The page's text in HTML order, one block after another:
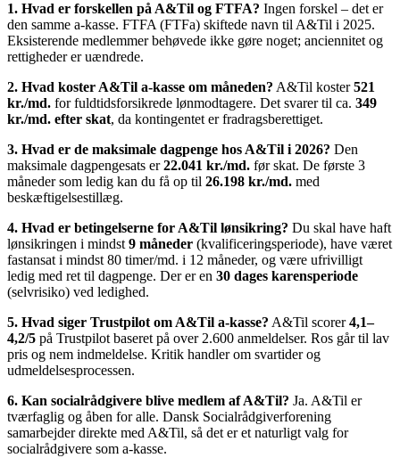
1. Hvad er forskellen på A&Til og FTFA? Ingen forskel – det er
den samme a-kasse. FTFA (FTFa) skiftede navn til A&Til i 2025.
Eksisterende medlemmer behøvede ikke gøre noget; anciennitet og
rettigheder er uændrede.
2. Hvad koster A&Til a-kasse om måneden? A&Til koster521
kr./md. for fuldtidsforsikrede lønmodtagere. Det svarer til ca. 349
kr./md. efter skat, da kontingentet er fradragsberettiget.
3. Hvad er de maksimale dagpenge hos A&Til i 2026? Den
maksimale dagpengesats er22.041 kr./md. før skat. De første 3
måneder som ledig kan du få op til 26.198 kr./md. med
beskæftigelsestillæg.
4. Hvad er betingelserne for A&Til lønsikring? Du skal have haft
lønsikringen i mindst 9 måneder (kvalificeringsperiode), have været
fastansat i mindst 80 timer/md. i 12 måneder, og være ufrivilligt
ledig med ret til dagpenge. Der er en 30 dages karensperiode
(selvrisiko) ved ledighed.
5. Hvad siger Trustpilot om A&Til a-kasse? A&Til scorer4,1–
4,2/5 på Trustpilot baseret på over 2.600 anmeldelser. Ros går til lav
pris og nem indmeldelse. Kritik handler om svartider og
udmeldelsesprocessen.
6. Kan socialrådgivere blive medlem af A&Til? Ja. A&Til er
tværfaglig og åben for alle. Dansk Socialrådgiverforening
samarbejder direkte med A&Til, så det er et naturligt valg for
socialrådgivere som a-kasse.